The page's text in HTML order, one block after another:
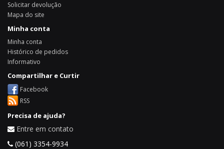
Solicitar devolução
Mapa do site
Minha conta
Minha conta
Histórico de pedidos
Informativo
Compartilhar e Curtir
Facebook
RSS
Precisa de ajuda?
Entre em contato
(061) 3354-9934